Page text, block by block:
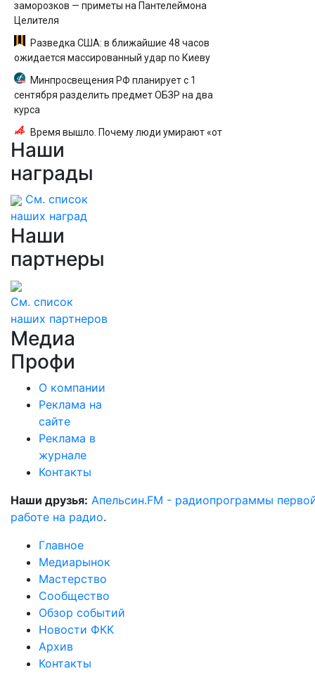
заморозков — приметы на Пантелеймона
Целителя
Разведка США: в ближайшие 48 часов
ожидается массированный удар по Киеву
Минпросвещения РФ планирует с 1
сентября разделить предмет ОБЗР на два
курса
Время вышло. Почему люди умирают «от
старости»?
Наши
награды
См. список
наших наград
Наши
партнеры
См. список
наших партнеров
Медиа
Профи
О компании
Реклама на
сайте
Реклама в
журнале
Контакты
Наши друзья: Апельсин.FM - радиопрограммы
работе на радио.
Главное
Медиарынок
Мастерство
Сообщество
Обзор событий
Новости ФКК
Архив
Контакты